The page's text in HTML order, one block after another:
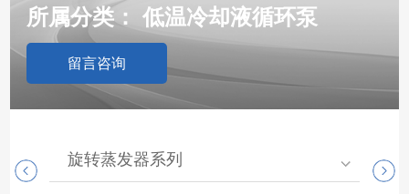
所属分类：低温冷却液循环泵
留言咨询
旋转蒸发器系列 高